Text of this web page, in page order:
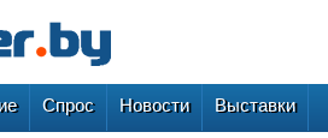
Спрос Новости Выставки